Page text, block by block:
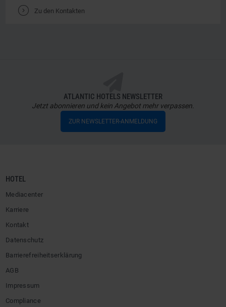
V Zu den Kontakten
ATLANTIC HOTELS NEWSLETTER
Jetzt abonnieren und kein Angebot mehr verpassen.
ZUR NEWSLETTER-ANMELDUNG
HOTEL
Mediacenter
Karriere
Kontakt
Datenschutz
Barrierefreiheitserklärung
AGB
Impressum
Compliance